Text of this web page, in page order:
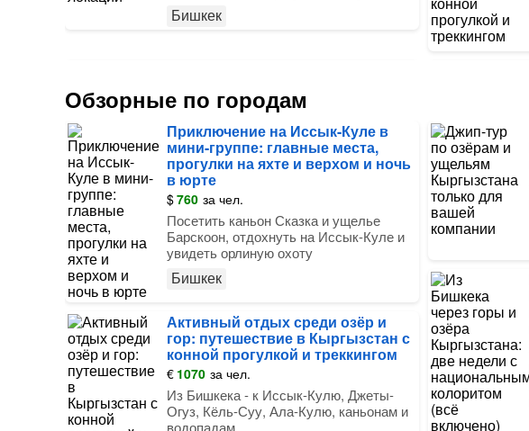
Бишкек
Обзорные по городам
Приключение на Иссык-Куле в
мини-группе: главные места,
прогулки на яхте и верхом и ночь
в юрте
$760 за чел.
Посетить каньон Сказка и ущелье
Барскоон, отдохнуть на Иссык-Куле и
увидеть орлиную охоту
Бишкек
Активный отдых среди озёр и
гор: путешествие в Кыргызстан с
конной прогулкой и треккингом
€ 1070 за чел.
Из Бишкека - к Иссык-Кулю, Джеты-
Огуз, Кёль-Суу, Ала-Кулю, каньонам и
водопадам